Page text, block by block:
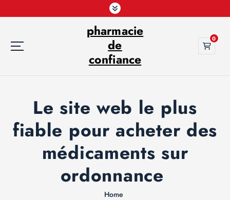
k
pharmacie
de
confiance
0
Le site web le plus
fiable pour acheter des
médicaments sur
ordonnance
Home